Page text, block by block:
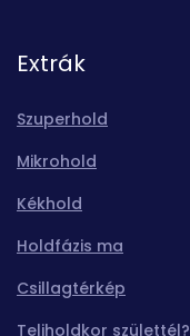
Extrák
Szuperhold
Mikrohold
Kékhold
Holdfázis ma
Csillagtérkép
Teliholdkor születtél?